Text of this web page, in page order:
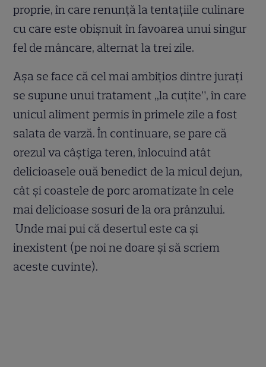
proprie, în care renunță la tentațiile culinare
cu care este obișnuit în favoarea unui singur
fel de mâncare, alternat la trei zile.
Așa se face că cel mai ambițios dintre jurați
se supune unui tratament ,,la cuțite”, în care
unicul aliment permis în primele zile a fost
salata de varză. În continuare, se pare că
orezul va câștiga teren, înlocuind atât
delicioasele ouă benedict de la micul dejun,
cât și coastele de porc aromatizate în cele
mai delicioase sosuri de la ora prânzului.
Unde mai pui că desertul este ca și
inexistent (pe noi ne doare și să scriem
aceste cuvinte).